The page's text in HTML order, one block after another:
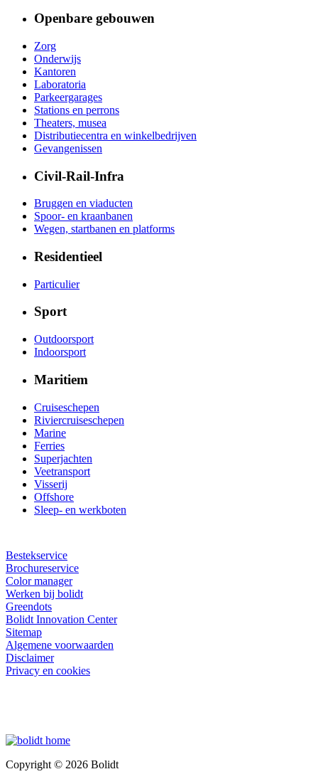
Openbare gebouwen
Zorg
Onderwijs
Kantoren
Laboratoria
Parkeergarages
Stations en perrons
Theaters, musea
Distributiecentra en winkelbedrijven
Gevangenissen
Civil-Rail-Infra
Bruggen en viaducten
Spoor- en kraanbanen
Wegen, startbanen en platforms
Residentieel
Particulier
Sport
Outdoorsport
Indoorsport
Maritiem
Cruiseschepen
Riviercruiseschepen
Marine
Ferries
Superjachten
Veetransport
Visserij
Offshore
Sleep- en werkboten
Bestekservice
Brochureservice
Color manager
Werken bij bolidt
Greendots
Bolidt Innovation Center
Sitemap
Algemene voorwaarden
Disclaimer
Privacy en cookies
Copyright © 2026 Bolidt